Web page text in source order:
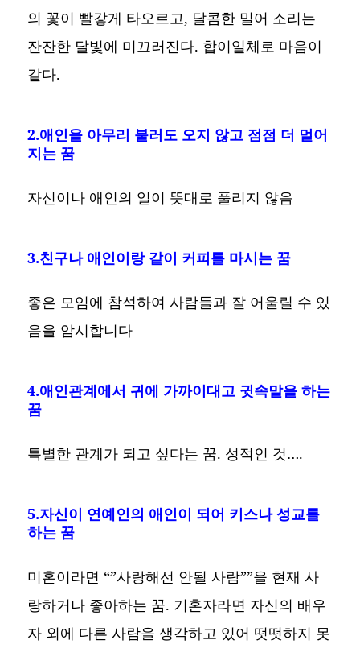
의 꽃이 빨갛게 타오르고, 달콤한 밀어 소리는
잔잔한 달빛에 미끄러진다. 합이일체로 마음이
같다.
2.애인을 아무리 불러도 오지 않고 점점 더 멀어
지는 꿈
자신이나 애인의 일이 뜻대로 풀리지 않음
3.친구나 애인이랑 같이 커피를 마시는 꿈
좋은 모임에 참석하여 사람들과 잘 어울릴 수 있
음을 암시합니다
4.애인관계에서 귀에 가까이대고 귓속말을 하는
꿈
특별한 관계가 되고 싶다는 꿈. 성적인 것….
5.자신이 연예인의 애인이 되어 키스나 성교를
하는 꿈
미혼이라면 “”사랑해선 안될 사람””을 현재 사
랑하거나 좋아하는 꿈. 기혼자라면 자신의 배우
자 외에 다른 사람을 생각하고 있어 떳떳하지 못